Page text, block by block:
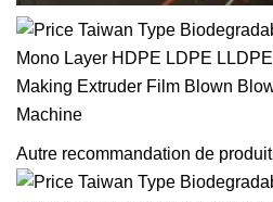
Autre recommandation de produit